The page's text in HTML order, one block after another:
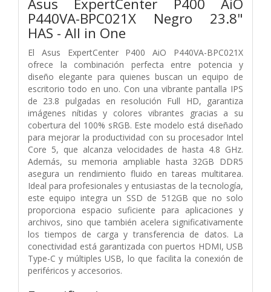
P440VA-BPC021X Negro 23.8"
HAS - All in One
El Asus ExpertCenter P400 AiO P440VA-BPC021X
ofrece la combinación perfecta entre potencia y
diseño elegante para quienes buscan un equipo de
escritorio todo en uno. Con una vibrante pantalla IPS
de 23.8 pulgadas en resolución Full HD, garantiza
imágenes nítidas y colores vibrantes gracias a su
cobertura del 100% sRGB. Este modelo está diseñado
para mejorar la productividad con su procesador Intel
Core 5, que alcanza velocidades de hasta 4.8 GHz.
Además, su memoria ampliable hasta 32GB DDR5
asegura un rendimiento fluido en tareas multitarea.
Ideal para profesionales y entusiastas de la tecnología,
este equipo integra un SSD de 512GB que no solo
proporciona espacio suficiente para aplicaciones y
archivos, sino que también acelera significativamente
los tiempos de carga y transferencia de datos. La
conectividad está garantizada con puertos HDMI, USB
Type-C y múltiples USB, lo que facilita la conexión de
periféricos y accesorios.